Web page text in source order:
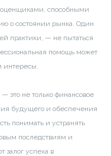
способными
о состоянии рынка. Один
практики, — не пытаться
помощь может
интересы.
это не только финансовое
будущего и обеспечения
понимать и устранять
последствиям и
залог успеха в